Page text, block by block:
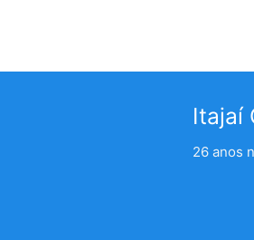
Itajaí
26 anos